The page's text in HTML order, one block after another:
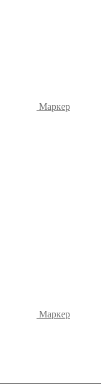
Маркер
Маркер